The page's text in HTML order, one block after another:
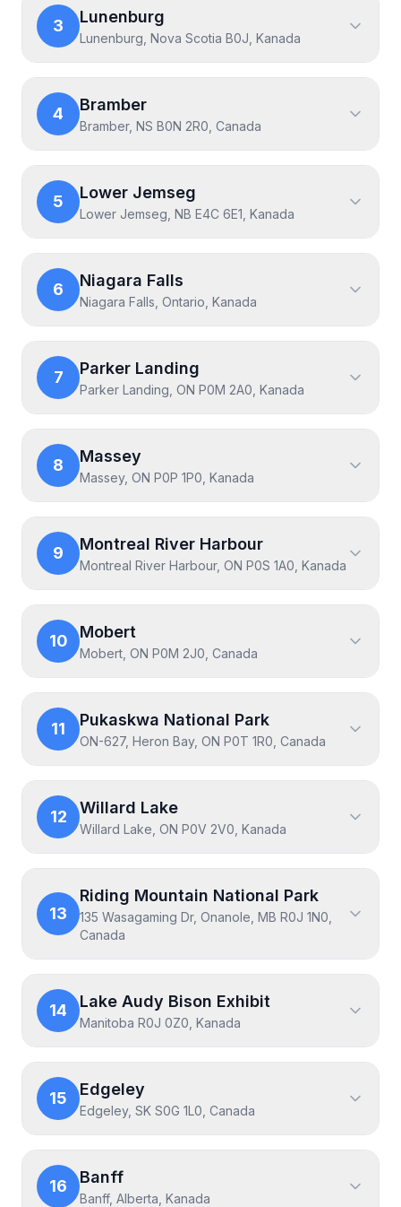
3 Lunenburg
Lunenburg, Nova Scotia B0J, Kanada
4 Bramber
Bramber, NS B0N 2R0, Canada
5 Lower Jemseg
Lower Jemseg, NB E4C 6E1, Kanada
6 Niagara Falls
Niagara Falls, Ontario, Kanada
7 Parker Landing
Parker Landing, ON P0M 2A0, Kanada
8 Massey
Massey, ON P0P 1P0, Kanada
9 Montreal River Harbour
Montreal River Harbour, ON P0S 1A0, Kanada
10 Mobert
Mobert, ON P0M 2J0, Canada
11 Pukaskwa National Park
ON-627, Heron Bay, ON P0T 1R0, Canada
12 Willard Lake
Willard Lake, ON P0V 2V0, Kanada
13
Riding Mountain National Park
135 Wasagaming Dr, Onanole, MB R0J 1N0,
Canada
14 Lake Audy Bison Exhibit
Manitoba R0J 0Z0, Kanada
15 Edgeley
Edgeley, SK S0G 1L0, Canada
16 Banff
Banff, Alberta, Kanada